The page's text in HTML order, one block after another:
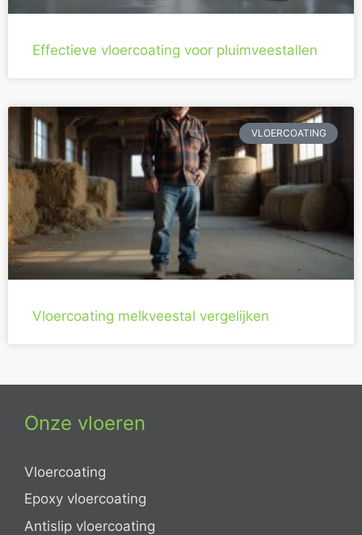
Effectieve vloercoating voor pluimveestallen
VLOERCOATING
Vloercoating melkveestal vergelijken
Onze vloeren
Vloercoating
Epoxy vloercoating
Antislip vloercoating